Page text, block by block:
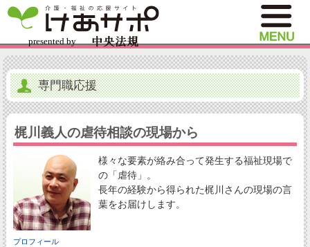
専門職応援
梶川義人の虐待相談の現場から
様々な要素が絡み合って発生する福祉現場で
の「虐待」。
長年の経験から得られた梶川さんの現場の言
葉をお届けします。
プロフィール